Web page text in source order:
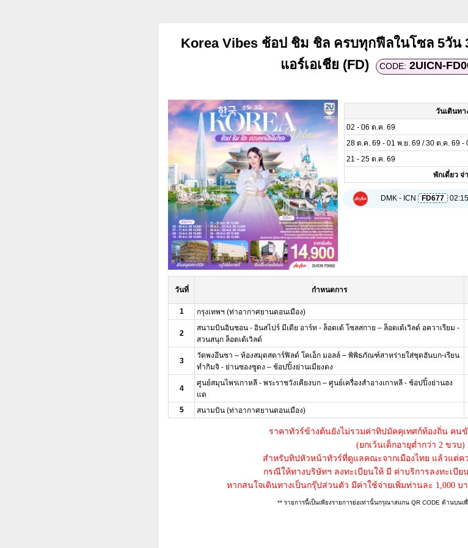
Korea Vibes ช้อป ชิม ชิล ครบทุกฟีลในโซล 5วัน
แอร์เอเชีย (FD)
CODE: 2UICN-
วันเดินทา
02 - 06 ต.ค. 69
28 ต.ค. 69 - 01 พ.ย. 69 / 30 ต.ค. 69 -
21 - 25 ต.ค. 69
พักเดี่ยว จ่
DMK - ICN FD677
วันที่ กำหนดการ
1 กรุงเทพฯ (ท่าอากาศยานดอนเมือง)
2
สนามบินอินชอน - อินสไปร์ มีเดีย อาร์ท - ล็อตเต้ โซลสกาย – ล็อตเต้เวิลด์ อควาเรียม -
สวนสนุก ล็อตเต้เวิลด์
3
วัดพงอึนซา – ห้องสมุดสตาร์ฟิลด์ โคเอ็ก มอลล์ – พิพิธภัณฑ์สาหร่ายใส่ชุดฮันบก-เรียน
ทำกิมจิ - ย่านซองซูดง – ช้อปปิ้งย่านเมียงดง
4
ศูนย์สมุนไพรเกาหลี - พระราชวังเคียงบก – ศูนย์เครื่องสำอางเกาหลี - ช้อปปิ้งย่านฮง
แด
5
สนามบิน (ท่าอากาศยานดอนเมือง)
ราคาทัวร์ข้างต้นยังไม่รวมค่าทิปมัคคุเทศก์ท้องถิ่น คน
(ยกเว้นเด็กอายุต่ำกว่า 2 ขวบ)
สำหรับทิปหัวหน้าทัวร์ที่ดูแลคณะจากเมืองไทย แล้วแต่ค
กรณีให้ทางบริษัทฯ ลงทะเบียนให้ มี ค่าบริการลงทะเบีย
หากสนใจเดินทางเป็นกรุ๊ปส่วนตัว มีค่าใช้จ่ายเพิ่มท่านละ 1,000
** รายการนี้เป็นเพียงรายการย่อเท่านั้นกรุณาสแกน QR CODE ด้านบนเ